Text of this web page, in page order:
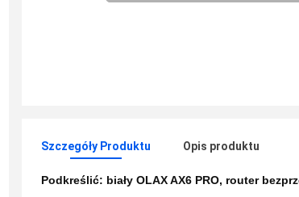
Szczegóły Produktu Opis produktu
Podkreślić: biały OLAX AX6 PRO, router